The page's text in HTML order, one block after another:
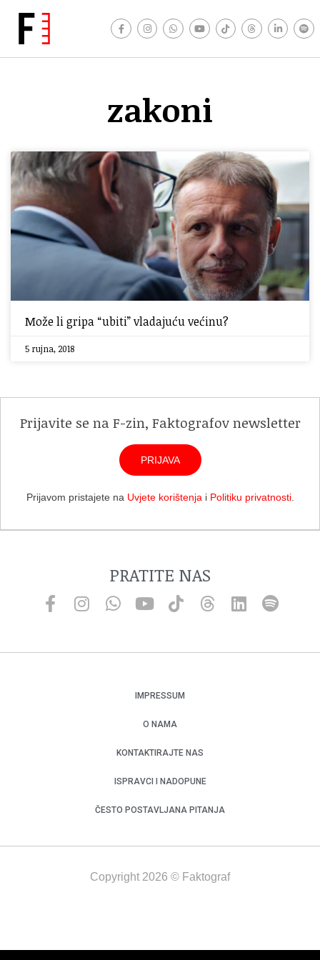
zakoni
Može li gripa “ubiti” vladajuću većinu?
5 rujna, 2018
Prijavite se na F-zin, Faktografov newsletter
PRIJAVA
Prijavom pristajete na Uvjete korištenja i Politiku privatnosti.
PRATITE NAS
IMPRESSUM
O NAMA
KONTAKTIRAJTE NAS
ISPRAVCI I NADOPUNE
ČESTO POSTAVLJANA PITANJA
Copyright 2026 © Faktograf